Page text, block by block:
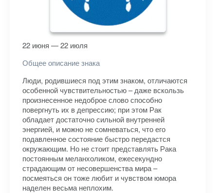
22 июня — 22 июля
Общее описание знака
Люди, родившиеся под этим знаком, отличаются
особенной чувствительностью – даже вскользь
произнесенное недоброе слово способно
повергнуть их в депрессию; при этом Рак
обладает достаточно сильной внутренней
энергией, и можно не сомневаться, что его
подавленное состояние быстро передастся
окружающим. Но не стоит представлять Рака
постоянным меланхоликом, ежесекундно
страдающим от несовершенства мира –
посмеяться он тоже любит и чувством юмора
наделен весьма неплохим.